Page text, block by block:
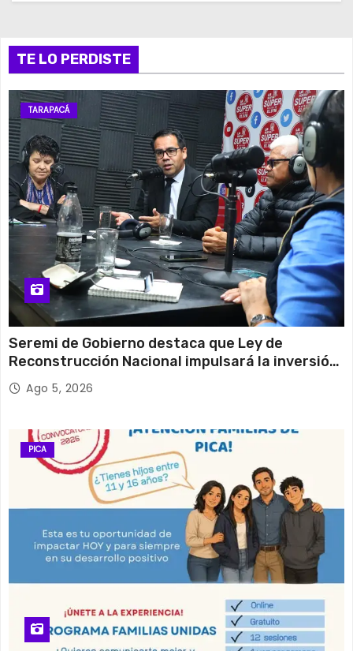
TE LO PERDISTE
TARAPACÁ
Seremi de Gobierno destaca que Ley de
Reconstrucción Nacional impulsará la inversión
y el empleo en Tarapacá
Ago 5, 2026
PICA